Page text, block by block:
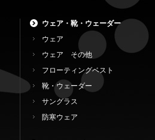
ウェア・靴・ウェーダー
ウェア
ウェア その他
フローティングベスト
靴・ウェーダー
サングラス
防寒ウェア